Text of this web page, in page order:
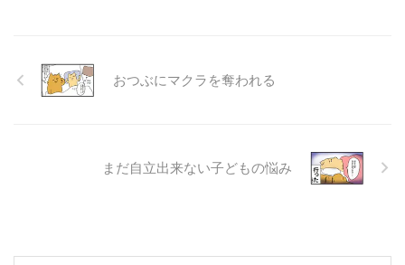
おつぶにマクラを奪われる
まだ自立出来ない子どもの悩み